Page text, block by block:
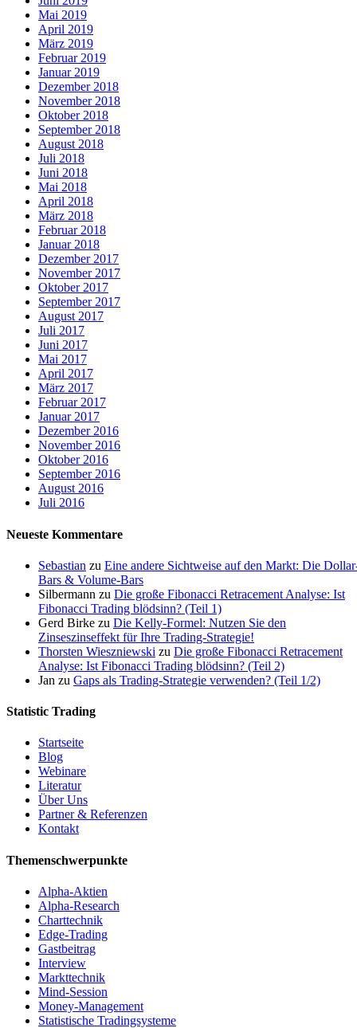
Mai 2019
April 2019
März 2019
Februar 2019
Januar 2019
Dezember 2018
November 2018
Oktober 2018
September 2018
August 2018
Juli 2018
Juni 2018
Mai 2018
April 2018
März 2018
Februar 2018
Januar 2018
Dezember 2017
November 2017
Oktober 2017
September 2017
August 2017
Juli 2017
Juni 2017
Mai 2017
April 2017
März 2017
Februar 2017
Januar 2017
Dezember 2016
November 2016
Oktober 2016
September 2016
August 2016
Juli 2016
Neueste Kommentare
Sebastian zu Eine andere Sichtweise auf den Markt: Die
Bars & Volume-Bars
Silbermann zu Die große Fibonacci Retracement Analyse: Ist
Fibonacci Trading blödsinn? (Teil 1)
Gerd Birke zu Die Kelly-Formel: Nutzen Sie den
Zinseszinseffekt für Ihre Trading-Strategie!
Thorsten Wieszniewski zu Die große Fibonacci Retracement
Analyse: Ist Fibonacci Trading blödsinn? (Teil 2)
Jan zu Gaps als Trading-Strategie verwenden? (Teil 1/2)
Statistic Trading
Startseite
Blog
Webinare
Literatur
Über Uns
Partner & Referenzen
Kontakt
Themenschwerpunkte
Alpha-Aktien
Alpha-Research
Charttechnik
Edge-Trading
Gastbeitrag
Interview
Markttechnik
Mind-Session
Money-Management
Statistische Tradingsysteme